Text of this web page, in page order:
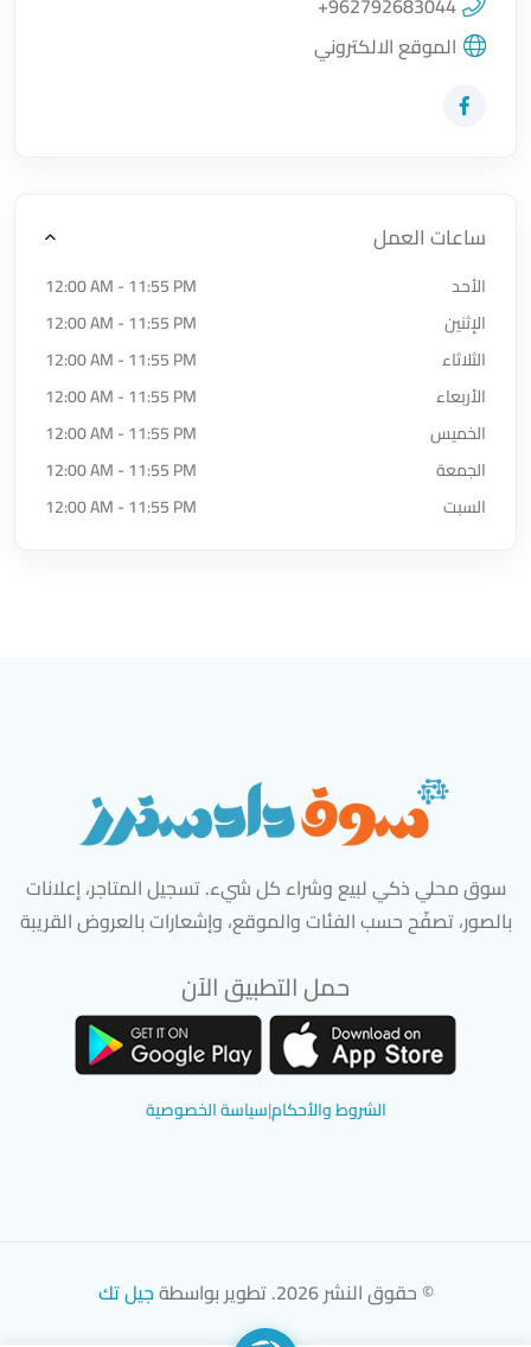
الموقع الالكتروني
زيارة حساب المتجر على Facebook-f
ساعات العمل
الأحد
12:00 AM - 11:55 PM
الإثنين
12:00 AM - 11:55 PM
الثلاثاء
12:00 AM - 11:55 PM
الأربعاء
12:00 AM - 11:55 PM
الخميس
12:00 AM - 11:55 PM
الجمعة
12:00 AM - 11:55 PM
السبت
12:00 AM - 11:55 PM
سوق محلي ذكي لبيع وشراء كل شيء. تسجيل المتاجر، إعلانات
بالصور، تصفّح حسب الفئات والموقع، وإشعارات بالعروض القريبة
حمل التطبيق الآن
الشروط والأحكام|سياسة الخصوصية
© حقوق النشر 2026. تطوير بواسطة جيل تك